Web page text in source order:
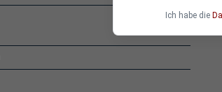
Ich habe die